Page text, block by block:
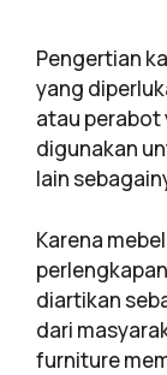
Pengertian
yang
atau perabot
digunakan
lain
Karena
diartikan
dari
furniture